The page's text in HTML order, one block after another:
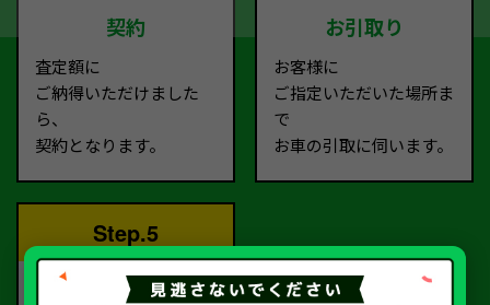
契約
査定額に
ご納得いただけました
ら、
契約となります。
お引取り
お客様に
ご指定いただいた場所ま
で
お車の引取に伺います。
Step.5